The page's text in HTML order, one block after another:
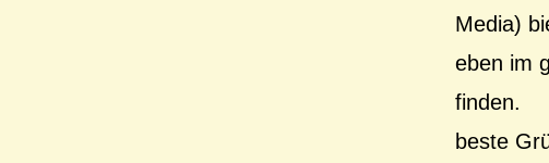
Media)
eben im
finden.
beste